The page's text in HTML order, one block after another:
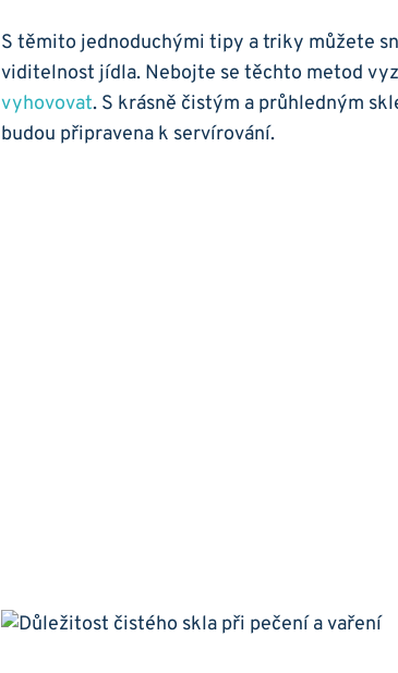
S těmito jednoduchými tipy a triky můžete
viditelnost‍ jídla. Nebojte se těchto metod
vyhovovat. S krásně čistým a ​průhledným
budou připravena k servírování.